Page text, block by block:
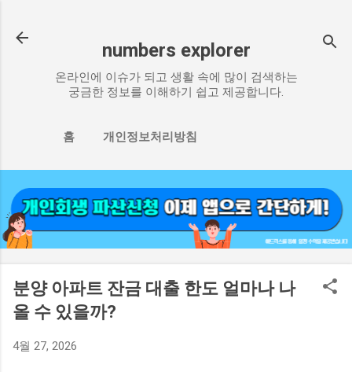
numbers explorer
온라인에 이슈가 되고 생활 속에 많이 검색하는
궁금한 정보를 이해하기 쉽고 제공합니다.
홈 개인정보처리방침
분양 아파트 잔금 대출 한도 얼마나 나
올 수 있을까?
4월 27, 2026